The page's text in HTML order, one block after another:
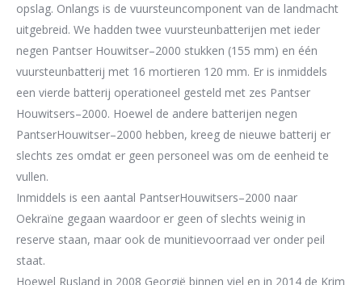
opslag. Onlangs is de vuursteuncomponent van de landmacht
uitgebreid. We hadden twee vuursteunbatterijen met ieder
negen Pantser Houwitser–2000 stukken (155 mm) en één
vuursteunbatterij met 16 mortieren 120 mm. Er is inmiddels
een vierde batterij operationeel gesteld met zes Pantser
Houwitsers–2000. Hoewel de andere batterijen negen
PantserHouwitser–2000 hebben, kreeg de nieuwe batterij er
slechts zes omdat er geen personeel was om de eenheid te
vullen.
Inmiddels is een aantal PantserHouwitsers–2000 naar
Oekraïne gegaan waardoor er geen of slechts weinig in
reserve staan, maar ook de munitievoorraad ver onder peil
staat.
Hoewel Rusland in 2008 Georgië binnen viel en in 2014 de Krim